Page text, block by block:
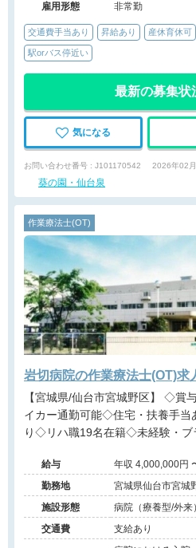
雇用形態
非常勤
交通費手当あり 昇給あり 産休育休可
駅orバス停近い
最新の募集状
気になる
お問い合わせ番号 : J101170542 2026年02
葵の園・仙台泉
作業療法士(OT)
岩切病院の作業療法士(OT)求
【宮城県/仙台市宮城野区】 ◇賞与3.2ヶ月◇駐車場無料◇マ
イカー通勤可能◇住宅・扶養手
り◇リハ職19名在籍◇未経験・
給与
勤務地
宮城県仙台市宮城
施設形態
病院（療養型/外
ア/訪問看護・リハ
交通費
支給あり